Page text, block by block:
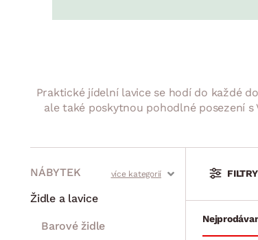
Koupelna
Závěsy a žaluzie Pánve
Praktické jídelní lavice se hodí do každé
ale také poskytnou pohodlné posezení
NÁBYTEK
Stoly a stolky
Křesla a sezení
Židle a lavice
Barové židle
FILTRY